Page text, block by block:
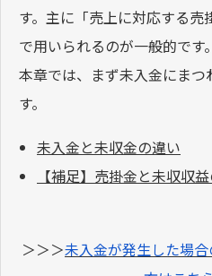
す。主に「売上に対応する
で用いられるのが一般的です。
本章では、まず未入金にま
す。
未入金と未収金の違い
【補足】売掛金と未収収
＞＞＞未入金が発生した場